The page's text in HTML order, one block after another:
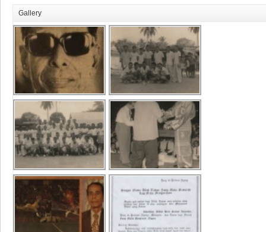
Gallery